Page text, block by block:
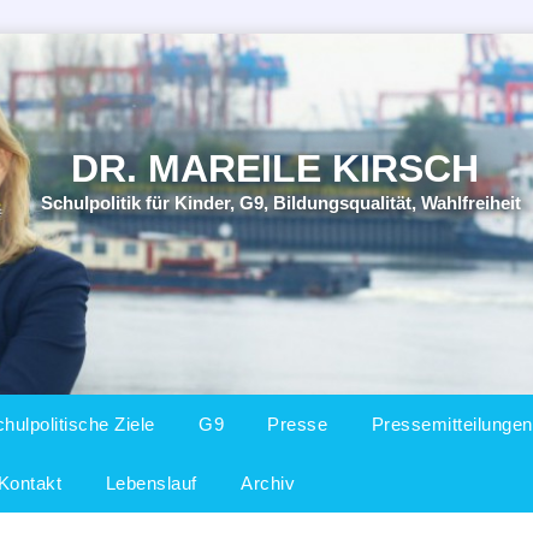
DR. MAREILE KIRSCH
Schulpolitik für Kinder, G9, Bildungsqualität, Wahlfreiheit
Ziele G9 Presse Pressemitteilungen
Kontakt Lebenslauf Archiv